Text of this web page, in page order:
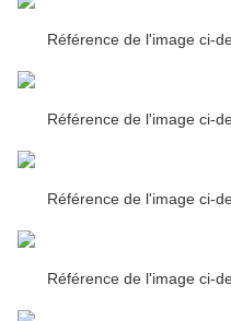
Référence de l'image ci-
Référence de l'image ci-
Référence de l'image ci-
Référence de l'image ci-